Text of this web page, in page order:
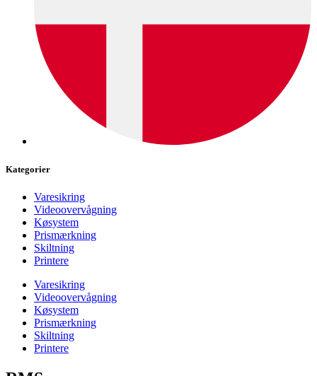
Kategorier
Varesikring
Videoovervågning
Køsystem
Prismærkning
Skiltning
Printere
Varesikring
Videoovervågning
Køsystem
Prismærkning
Skiltning
Printere